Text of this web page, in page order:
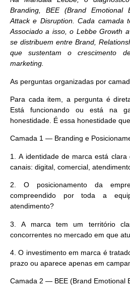
Branding, BEE (Brand Emotional
Attack e Disruption. Cada camada
Associado a isso, o Lebbe Growth
se distribuem entre Brand,
que sustentam o crescimento
marketing.
As perguntas organizadas por
Para cada item, a pergunta é
Está funcionando ou está na
honestidade. É essa honestidade
Camada 1 — Branding e
1.A identidade de marca está
canais: digital, comercial,
2. O posicionamento da
compreendido por toda a
atendimento?
3.A marca tem um território
concorrentes no mercado em que
4.O investimento em marca é
prazo ou aparece apenas em
Camada 2 — BEE (Brand Emotional